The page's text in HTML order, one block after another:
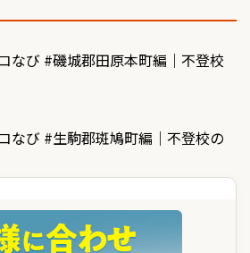
なび #磯城郡田原本町編｜不登校
なび #生駒郡斑鳩町編｜不登校の